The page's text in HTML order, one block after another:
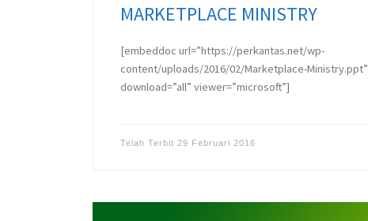
MARKETPLACE MINISTRY
[embeddoc url=”https://perkantas.net/wp-
content/uploads/2016/02/Marketplace-Ministry.ppt”
download=”all” viewer=”microsoft”]
Telah Terbit 29 Februari 2016